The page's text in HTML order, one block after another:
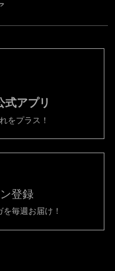
式アプリ
をプラス！
登録
毎週お届け！